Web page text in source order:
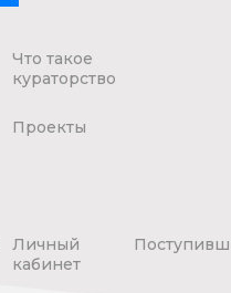
Что такое
кураторство
Проекты
Личный
кабинет